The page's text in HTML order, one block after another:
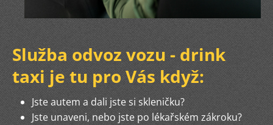
Služba odvoz vozu - drink
taxi je tu pro Vás když:
Jste autem a dali jste si skleničku?
Jste unaveni, nebo jste po lékařském zákroku?